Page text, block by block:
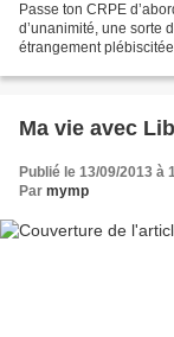
Passe ton CRPE
d’unanimité, une sorte
étrangement
Ma vie avec
Publié le 13/09/2013 à
Par mymp